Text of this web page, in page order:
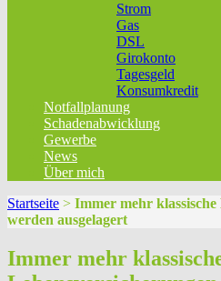
Strom
Gas
DSL
Girokonto
Tagesgeld
Konsumkredit
Notfallplanung
Schadenabwicklung
Gewerbe
News
Über mich
Startseite > Immer mehr
werden ausgelagert
Immer mehr